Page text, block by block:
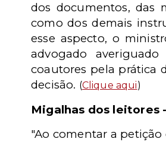
dos documentos, das
como dos demais
esse aspecto, o
advogado
coautores pela prática
decisão. (Clique aqui)
Migalhas dos leitores
"Ao comentar a